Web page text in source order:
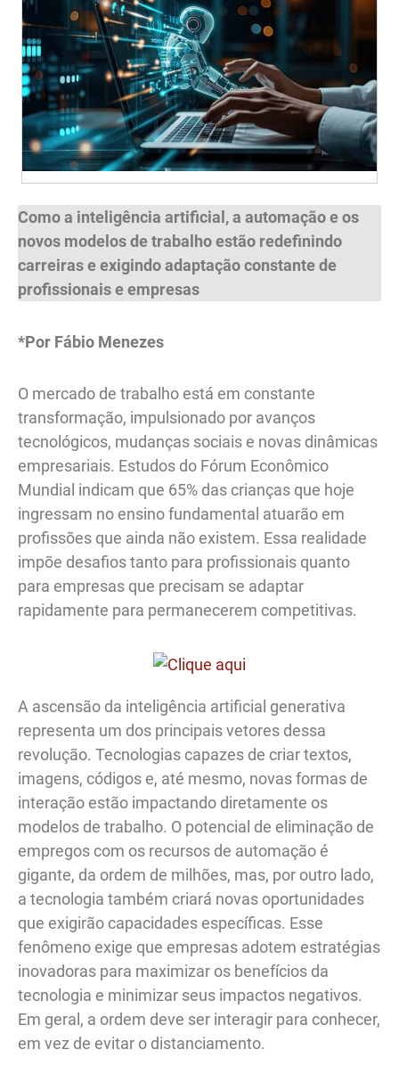
Como a inteligência artificial, a automação e os
novos modelos de trabalho estão redefinindo
carreiras e exigindo adaptação constante de
profissionais e empresas
*Por Fábio Menezes
O mercado de trabalho está em constante
transformação, impulsionado por avanços
tecnológicos, mudanças sociais e novas dinâmicas
empresariais. Estudos do Fórum Econômico
Mundial indicam que 65% das crianças que hoje
ingressam no ensino fundamental atuarão em
profissões que ainda não existem. Essa realidade
impõe desafios tanto para profissionais quanto
para empresas que precisam se adaptar
rapidamente para permanecerem competitivas.
A ascensão da inteligência artificial generativa
representa um dos principais vetores dessa
revolução. Tecnologias capazes de criar textos,
imagens, códigos e, até mesmo, novas formas de
interação estão impactando diretamente os
modelos de trabalho. O potencial de eliminação de
empregos com os recursos de automação é
gigante, da ordem de milhões, mas, por outro lado,
a tecnologia também criará novas oportunidades
que exigirão capacidades específicas. Esse
fenômeno exige que empresas adotem estratégias
inovadoras para maximizar os benefícios da
tecnologia e minimizar seus impactos negativos.
Em geral, a ordem deve ser interagir para conhecer,
em vez de evitar o distanciamento.